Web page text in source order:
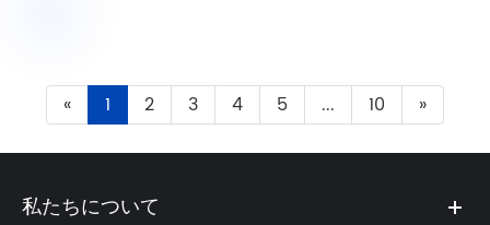
« 1 2 3 4 5 ... 10 »
私たちについて